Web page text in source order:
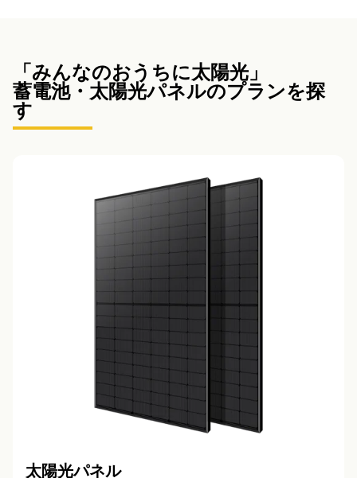
「みんなのおうちに太陽光」
蓄電池・太陽光パネルのプランを探
す
太陽光パネル